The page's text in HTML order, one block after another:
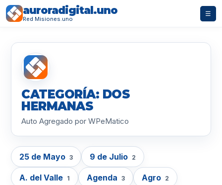
auroradigital.uno
Red Misiones.uno
☰
CATEGORÍA: DOS
HERMANAS
Auto Agregado por WPeMatico
25 de Mayo 3 9 de Julio 2
A. del Valle 1 Agenda 3 Agro 2